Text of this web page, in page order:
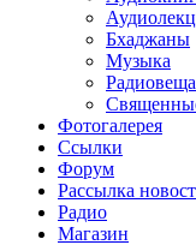
Бхаджаны
Музыка
Фотогалерея
Ссылки
Форум
Рассылка
Радио
Магазин